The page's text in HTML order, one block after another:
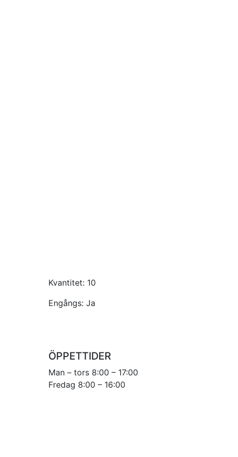
Kvantitet: 10
Engångs: Ja
ÖPPETTIDER
Man – tors 8:00 – 17:00
Fredag 8:00 – 16:00